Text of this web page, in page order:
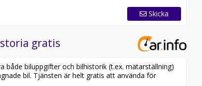
Skicka
gratis
både biluppgifter och bilhistorik (t.ex. mätarställning)
bil. Tjänsten är helt gratis att använda för